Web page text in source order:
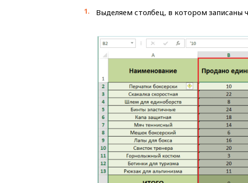
Выделяем столбец, в котором записаны